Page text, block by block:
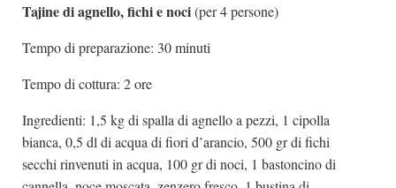
Tajine di agnello, fichi e noci(per 4 persone)
Tempo di preparazione: 30 minuti
Tempo di cottura: 2 ore
Ingredienti: 1,5 kg di spalla di agnello a pezzi, 1 cipolla
bianca, 0,5 dl di acqua di fiori d’arancio, 500 gr di fichi
secchi rinvenuti in acqua, 100 gr di noci, 1 bastoncino di